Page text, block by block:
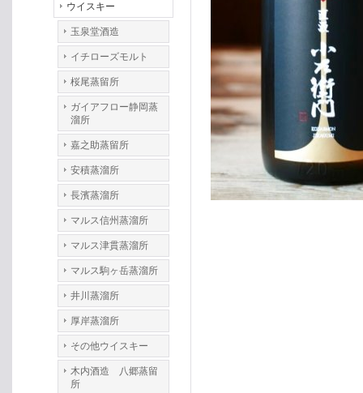
ウイスキー
玉泉堂酒造
イチローズモルト
桜尾蒸留所
ガイアフロー静岡蒸
溜所
嘉之助蒸留所
安積蒸溜所
長濱蒸溜所
マルス信州蒸溜所
マルス津貫蒸溜所
マルス駒ヶ岳蒸溜所
井川蒸溜所
厚岸蒸溜所
その他ウイスキー
木内酒造 八郷蒸留
所